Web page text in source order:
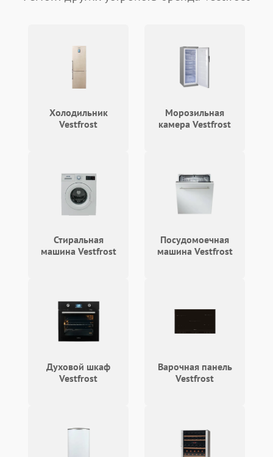
Не завершает программу Подробнее →
Зависает программа Подробнее →
Ошибка на дисплее Подробнее →
Холодильник
Vestfrost
Морозильная
камера Vestfrost
Стиральная
машина Vestfrost
Посудомоечная
машина Vestfrost
Духовой шкаф
Vestfrost
Варочная панель
Vestfrost